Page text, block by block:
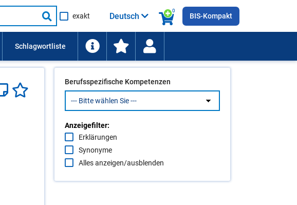
Suche
starten
exakt
0
Deutsch BIS-Kompakt
Berufsspezifische Kompetenzen
Anzeigefilter:
Erklärungen
Synonyme
Alles anzeigen/ausblenden